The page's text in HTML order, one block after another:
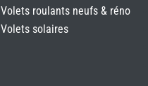
Volets roulants neufs & réno
Volets solaires